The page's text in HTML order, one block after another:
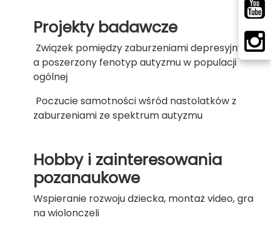
Projekty badawcze
Związek pomiędzy zaburzeniami depresyjnymi
a poszerzony fenotyp autyzmu w populacji
ogólnej
Poczucie samotności wśród nastolatków z
zaburzeniami ze spektrum autyzmu
Hobby i zainteresowania
pozanaukowe
Wspieranie rozwoju dziecka, montaż video, gra
na wiolonczeli